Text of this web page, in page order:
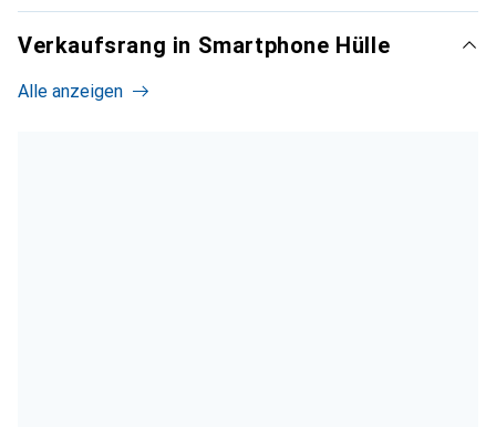
Verkaufsrang in Smartphone Hülle
Alle anzeigen